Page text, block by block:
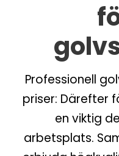
Professionell
priser: Därefter
en viktig
arbetsplats.